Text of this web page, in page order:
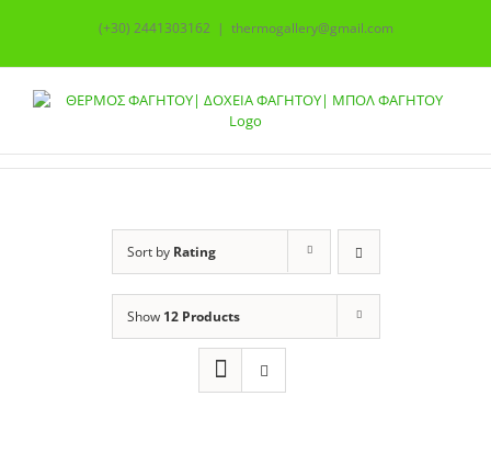
(+30) 2441303162 | thermogallery@gmail.com
Sort by Rating
Show 12 Products